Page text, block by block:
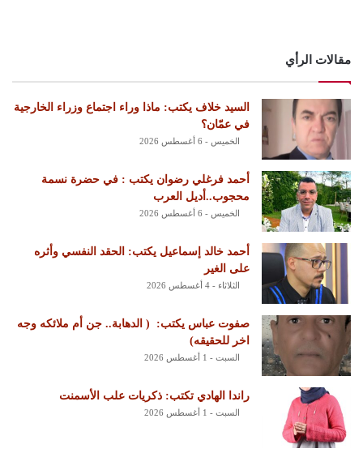
مقالات الرأي
السيد خلاف يكتب: ماذا وراء اجتماع وزراء الخارجية
في عمّان؟
الخميس - 6 أغسطس 2026
أحمد فرغلي رضوان يكتب : في حضرة نسمة
محجوب..أديل العرب
الخميس - 6 أغسطس 2026
أحمد خالد إسماعيل يكتب: الحقد النفسي وأثره
على الغير
الثلاثاء - 4 أغسطس 2026
‏صفوت عباس يكتب: ‏ ‏( الدهابة.. جن أم ملائكه وجه
اخر للحقيقه)
السبت - 1 أغسطس 2026
راندا الهادي تكتب: ذكريات علب الأسمنت
السبت - 1 أغسطس 2026